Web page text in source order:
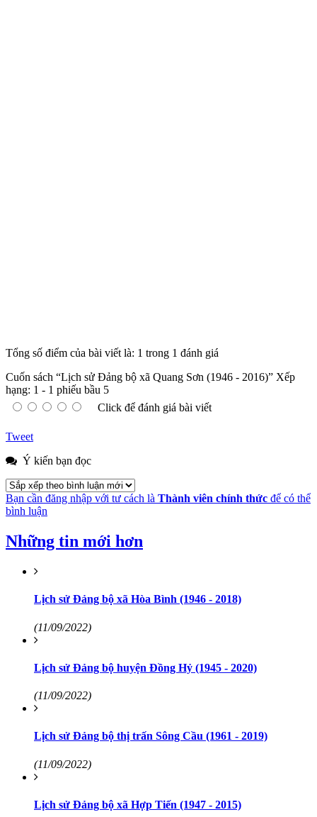
Tổng số điểm của bài viết là: 1 trong 1 đánh giá
Cuốn sách “Lịch sử Đảng bộ xã Quang Sơn (1946 - 2016)” Xếp
hạng: 1 - 1 phiếu bầu 5
Click để đánh giá bài viết
Tweet
Ý kiến bạn đọc
Bạn cần đăng nhập với tư cách là Thành viên chính thức để có thể
bình luận
Những tin mới hơn
Lịch sử Đảng bộ xã Hòa Bình (1946 - 2018)
(11/09/2022)
Lịch sử Đảng bộ huyện Đồng Hỷ (1945 - 2020)
(11/09/2022)
Lịch sử Đảng bộ thị trấn Sông Cầu (1961 - 2019)
(11/09/2022)
Lịch sử Đảng bộ xã Hợp Tiến (1947 - 2015)